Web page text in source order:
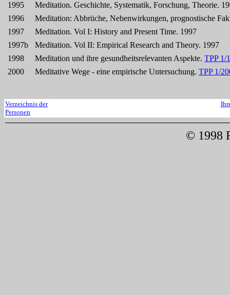
1995
Meditation. Geschichte, Systematik, Forschung, Theorie.
1996
Meditation: Abbrüche, Nebenwirkungen, prognostische
1997
Meditation. Vol I: History and Present Time. 1997
1997b
Meditation. Vol II: Empirical Research and Theory. 1997
1998
Meditation und ihre gesundheitsrelevanten Aspekte. TPP 1/
2000
Meditative Wege - eine empirische Untersuchung. TPP 1/
Verzeichnis der
Personen
© 1998